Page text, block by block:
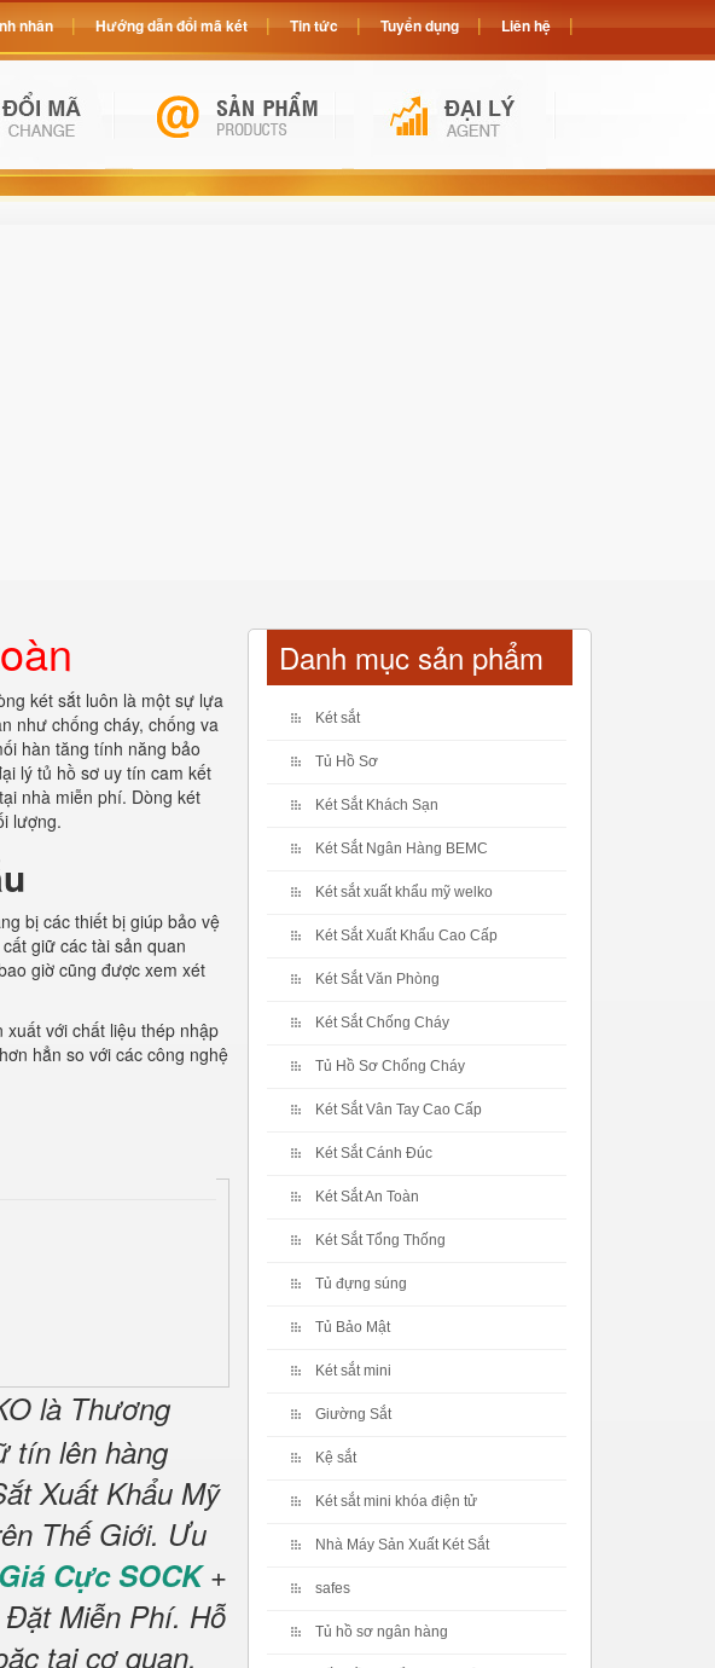
két sắt luôn là một sự lựa
như chống cháy, chống va
hàn tăng tính năng bảo
lý tủ hồ sơ uy tín cam kết
nhà miễn phí. Dòng két
lượng.
bị các thiết bị giúp bảo vệ
giữ các tài sản quan
giờ cũng được xem xét
với chất liệu thép nhập
hẳn so với các công nghệ
là Thương
tín lên hàng
Xuất Khẩu Mỹ
Thế Giới. Ưu
Giá Cực SOCK+
Đặt Miễn Phí. Hỗ
tại cơ quan.
Danh mục sản phẩm
Két sắt
Tủ Hồ Sơ
Két Sắt Khách Sạn
Két Sắt Ngân Hàng BEMC
Két sắt xuất khẩu mỹ welko
Két Sắt Xuất Khẩu Cao Cấp
Két Sắt Văn Phòng
Két Sắt Chống Cháy
Tủ Hồ Sơ Chống Cháy
Két Sắt Vân Tay Cao Cấp
Két Sắt Cánh Đúc
Két Sắt An Toàn
Két Sắt Tổng Thống
Tủ đựng súng
Tủ Bảo Mật
Két sắt mini
Giường Sắt
Kệ sắt
Két sắt mini khóa điện tử
Nhà Máy Sản Xuất Két Sắt
safes
Tủ hồ sơ ngân hàng
nhân Hướng dẫn đổi mã két Tin tức Tuyển dụng Liên hệ